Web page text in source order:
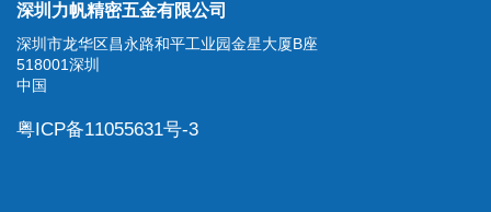
深圳力帆精密五金有限公司
深圳市龙华区昌永路和平工业园金星大厦B座
518001深圳
中国
粤ICP备11055631号-3